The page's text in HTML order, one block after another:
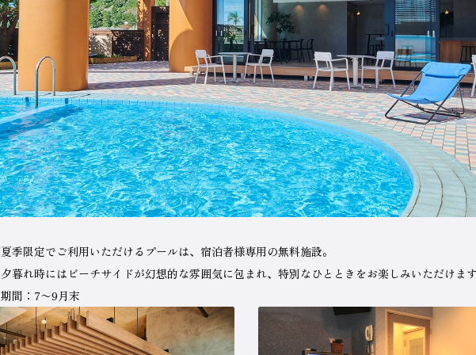
夏季限定でご利用いただけるプールは、宿泊者様専用の無料施設。
夕暮れ時にはビーチサイドが幻想的な雰囲気に包まれ、特別なひとときをお楽しみいただけま
期間：7〜9月末